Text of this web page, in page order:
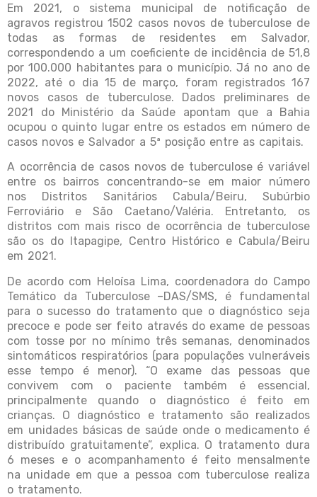
Em 2021, o sistema municipal de notificação de
agravos registrou 1502 casos novos de tuberculose de
todas as formas de residentes em Salvador,
correspondendo a um coeficiente de incidência de 51,8
por 100.000 habitantes para o município. Já no ano de
2022, até o dia 15 de março, foram registrados 167
novos casos de tuberculose. Dados preliminares de
2021 do Ministério da Saúde apontam que a Bahia
ocupou o quinto lugar entre os estados em número de
casos novos e Salvador a 5ª posição entre as capitais.
A ocorrência de casos novos de tuberculose é variável
entre os bairros concentrando-se em maior número
nos Distritos Sanitários Cabula/Beiru, Subúrbio
Ferroviário e São Caetano/Valéria. Entretanto, os
distritos com mais risco de ocorrência de tuberculose
são os do Itapagipe, Centro Histórico e Cabula/Beiru
em 2021.
De acordo com Heloísa Lima, coordenadora do Campo
Temático da Tuberculose –DAS/SMS, é fundamental
para o sucesso do tratamento que o diagnóstico seja
precoce e pode ser feito através do exame de pessoas
com tosse por no mínimo três semanas, denominados
sintomáticos respiratórios (para populações vulneráveis
esse tempo é menor). “O exame das pessoas que
convivem com o paciente também é essencial,
principalmente quando o diagnóstico é feito em
crianças. O diagnóstico e tratamento são realizados
em unidades básicas de saúde onde o medicamento é
distribuído gratuitamente”, explica. O tratamento dura
6 meses e o acompanhamento é feito mensalmente
na unidade em que a pessoa com tuberculose realiza
o tratamento.